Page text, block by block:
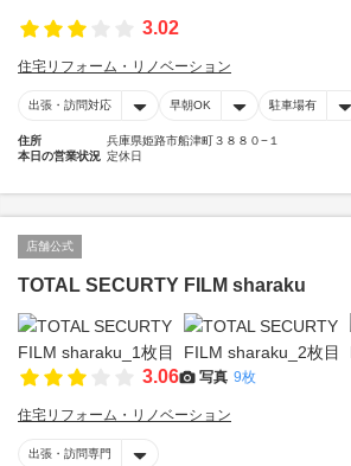
3.02
住宅リフォーム・リノベーション
出張・訪問対応 早朝OK 駐車場有
住所
兵庫県姫路市船津町３８８０−１
本日の営業状況 定休日
店舗公式
TOTAL SECURTY FILM sharaku
3.06 写真 9枚
住宅リフォーム・リノベーション
出張・訪問専門